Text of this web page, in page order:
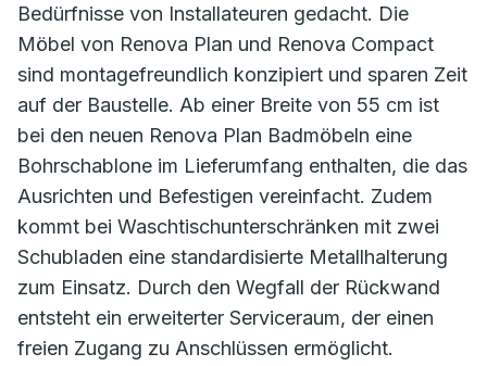
Bedürfnisse von Installateuren gedacht. Die
Möbel von Renova Plan und Renova Compact
sind montagefreundlich konzipiert und sparen Zeit
auf der Baustelle. Ab einer Breite von 55 cm ist
bei den neuen Renova Plan Badmöbeln eine
Bohrschablone im Lieferumfang enthalten, die das
Ausrichten und Befestigen vereinfacht. Zudem
kommt bei Waschtischunterschränken mit zwei
Schubladen eine standardisierte Metallhalterung
zum Einsatz. Durch den Wegfall der Rückwand
entsteht ein erweiterter Serviceraum, der einen
freien Zugang zu Anschlüssen ermöglicht.